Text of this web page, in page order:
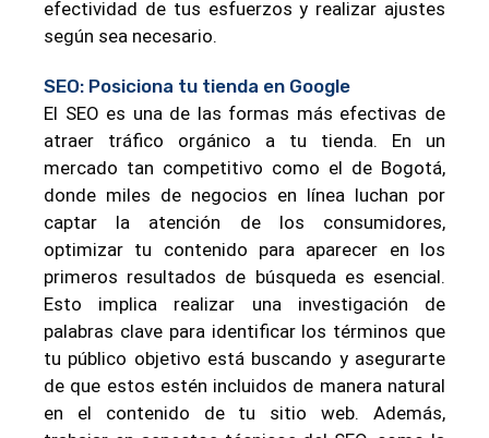
efectividad de tus esfuerzos y realizar ajustes
según sea necesario.
SEO: Posiciona tu tienda en Google
El SEO es una de las formas más efectivas de
atraer tráfico orgánico a tu tienda. En un
mercado tan competitivo como el de Bogotá,
donde miles de negocios en línea luchan por
captar la atención de los consumidores,
optimizar tu contenido para aparecer en los
primeros resultados de búsqueda es esencial.
Esto implica realizar una investigación de
palabras clave para identificar los términos que
tu público objetivo está buscando y asegurarte
de que estos estén incluidos de manera natural
en el contenido de tu sitio web. Además,